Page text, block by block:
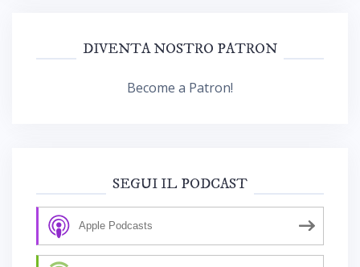
DIVENTA NOSTRO PATRON
Become a Patron!
SEGUI IL PODCAST
Apple Podcasts